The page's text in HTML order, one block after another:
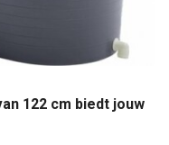
122 cm biedt jouw